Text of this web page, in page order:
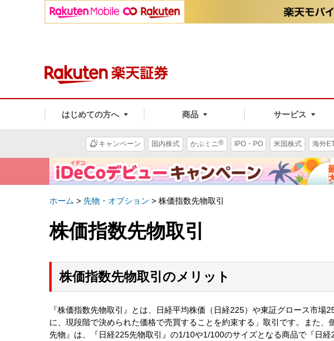
はじめての方へ 商品 サービス
キャンペーン 国内株式 かぶミニ® IPO・PO 米国株式 海外
ホーム > 先物・オプション > 株価指数先物取引
株価指数先物取引
株価指数先物取引のメリット
『株価指数先物取引』とは、日経平均株価（日経225）や東証グロース市
に、現段階で決められた価格で売買することを約束する」取引です。また
先物』は、『日経225先物取引』の1/10や1/100のサイズとなる商品で『日